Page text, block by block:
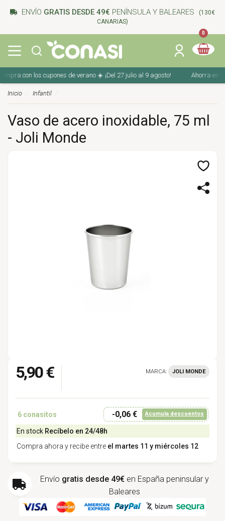
ENVÍO GRATIS DESDE 49€ PENÍNSULA Y BALEARES
(130€
CANARIAS)
0
con los cupones de verano ☀️ ¡Del 27 julio al 9 agosto! Ahorra en tu
Inicio Infantil
Vaso de acero inoxidable, 75 ml
- Joli Monde
5,90 € MARCA: JOLI MONDE
6 conasitos -0,06 € Acumula descuentos
En stock Recíbelo en 24/48h
Compra ahora y recibe entre el martes 11 y miércoles 12
Envío gratis desde 49€ en España peninsular y
Baleares